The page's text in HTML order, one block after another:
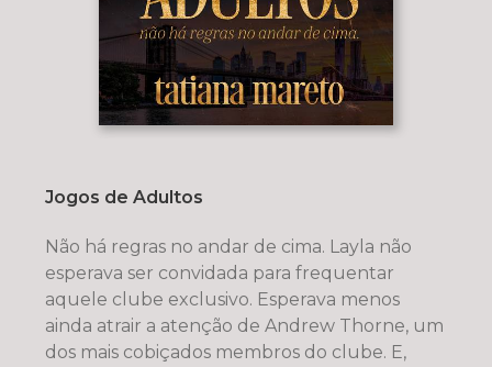
Jogos de Adultos
Não há regras no andar de cima. Layla não
esperava ser convidada para frequentar
aquele clube exclusivo. Esperava menos
ainda atrair a atenção de Andrew Thorne, um
dos mais cobiçados membros do clube. E,